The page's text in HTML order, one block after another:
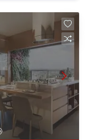
piso
conforto e
Localizado
está
Hospital
Pista de Skate
da
Diagnósticos,
a dia. O Sole
quem busca
e